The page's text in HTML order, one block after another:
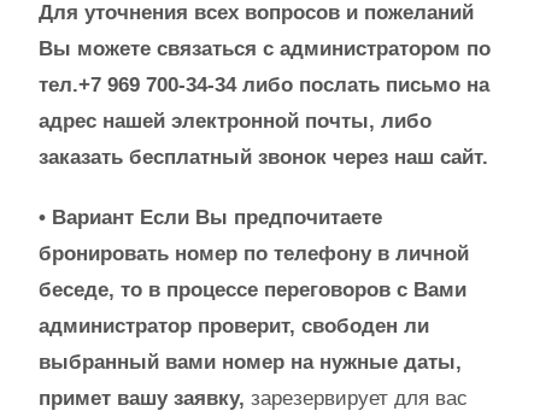
Для уточнения всех вопросов и пожеланий
Вы можете связаться с администратором по
тел.+7 969 700-34-34 либо послать письмо на
адрес нашей электронной почты, либо
заказать бесплатный звонок через наш сайт.
• Вариант Если Вы предпочитаете
бронировать номер по телефону в личной
беседе, то в процессе переговоров с Вами
администратор проверит, свободен ли
выбранный вами номер на нужные даты,
примет вашу заявку, зарезервирует для вас